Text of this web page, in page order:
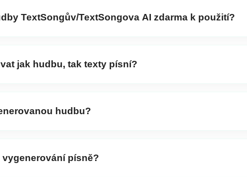
TextSongův/TextSongova AI zdarma k použití?
jak hudbu, tak texty písní?
hudbu?
písně?